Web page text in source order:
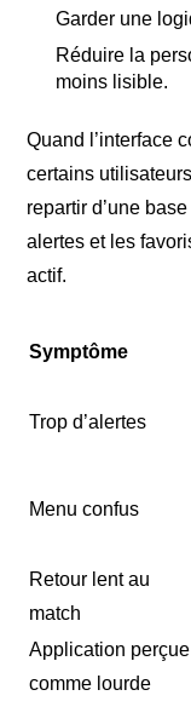
Garder une
Réduire la
moins lisible.
Quand l’interface
certains
repartir d’une
alertes et les
actif.
Symptôme
Trop d’alertes
Menu confus
Retour lent au
match
Application perçue
comme lourde